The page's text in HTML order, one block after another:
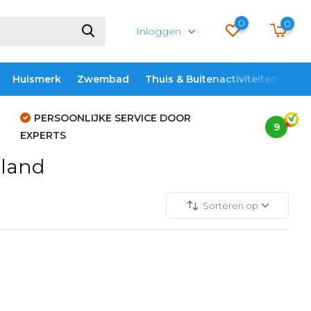
Inloggen
0 0
Huismerk Zwembad Thuis & Buitenactiviteiten
PERSOONLIJKE SERVICE DOOR
EXPERTS
9
Sorteren op